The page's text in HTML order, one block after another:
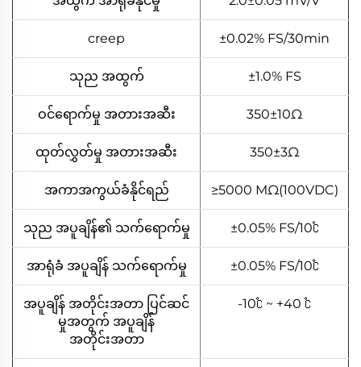
creep ±0.02% FS/30min
သုည အထွက် ±1.0% FS
ဝင်ရောက်မှု အတားအဆီး 350±10Ω
ထုတ်လွှတ်မှု အတားအဆီး 350±3Ω
အကာအကွယ်ခံနိုင်ရည် ≥5000 MΩ(100VDC)
သုည အပူချိန်၏ သက်ရောက်မှု ±0.05% FS/10℃
အာရုံခံ အပူချိန် သက်ရောက်မှု ±0.05% FS/10℃
အပူချိန် အတိုင်းအတာ ပြင်ဆင်
မှုအတွက် အပူချိန်
အတိုင်းအတာ
-10℃ ~ +40 ℃